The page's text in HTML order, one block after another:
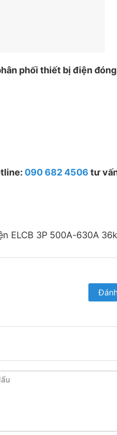
phối thiết bị điện
090 682 4506 tư
ELCB 3P 500A-630A